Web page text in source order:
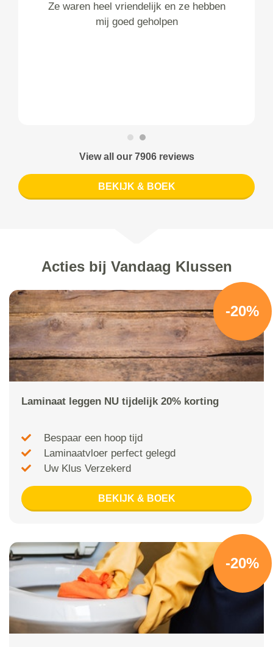
Ze waren heel vriendelijk en ze hebben
mij goed geholpen
View all our 7906 reviews
BEKIJK & BOEK
Acties bij Vandaag Klussen
-20%
Laminaat leggen NU tijdelijk 20% korting
Bespaar een hoop tijd
Laminaatvloer perfect gelegd
Uw Klus Verzekerd
BEKIJK & BOEK
-20%